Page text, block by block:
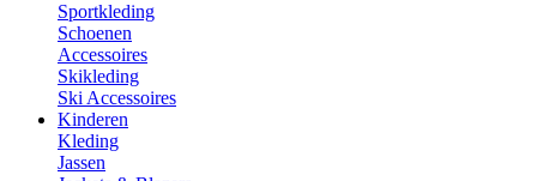
Sportkleding
Schoenen
Accessoires
Skikleding
Ski Accessoires
Kinderen
Kleding
Jassen